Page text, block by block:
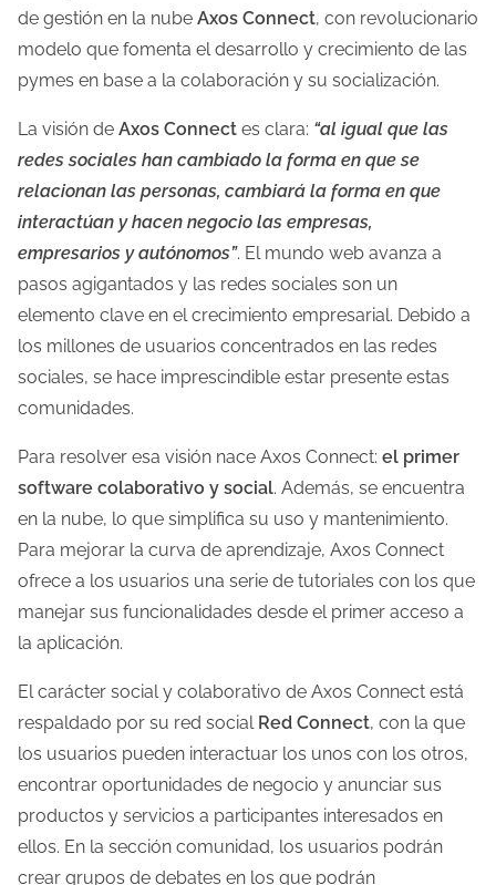
p
o
d
l
e
c
t
u
r
a
d
e
l
a
t
d
de gestión en la nube Axos Connect, con revolucionario
modelo que fomenta el desarrollo y crecimiento de las
pymes en base a la colaboración y su socialización.
La visión de Axos Connect es clara: “al igual que las
redes sociales han cambiado la forma en que se
relacionan las personas, cambiará la forma en que
interactúan y hacen negocio las empresas,
empresarios y autónomos”. El mundo web avanza a
pasos agigantados y las redes sociales son un
elemento clave en el crecimiento empresarial. Debido a
los millones de usuarios concentrados en las redes
sociales, se hace imprescindible estar presente estas
comunidades.
Para resolver esa visión nace Axos Connect: el primer
software colaborativo y social. Además, se encuentra
en la nube, lo que simplifica su uso y mantenimiento.
Para mejorar la curva de aprendizaje, Axos Connect
ofrece a los usuarios una serie de tutoriales con los que
manejar sus funcionalidades desde el primer acceso a
la aplicación.
El carácter social y colaborativo de Axos Connect está
respaldado por su red social Red Connect, con la que
los usuarios pueden interactuar los unos con los otros,
encontrar oportunidades de negocio y anunciar sus
productos y servicios a participantes interesados en
ellos. En la sección comunidad, los usuarios podrán
crear grupos de debates en los que podrán